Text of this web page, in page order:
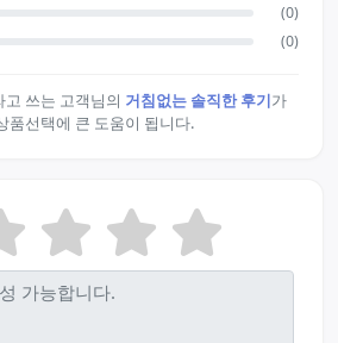
(0)
(0)
쓰는 고객님의 거침없는 솔직한 후기가
품선택에 큰 도움이 됩니다.